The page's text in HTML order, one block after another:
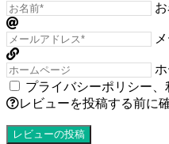
プライバシーポリシー
レビューを投稿する前に